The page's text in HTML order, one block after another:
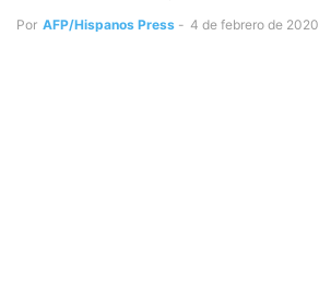
Por AFP/Hispanos Press - 4 de febrero de 2020